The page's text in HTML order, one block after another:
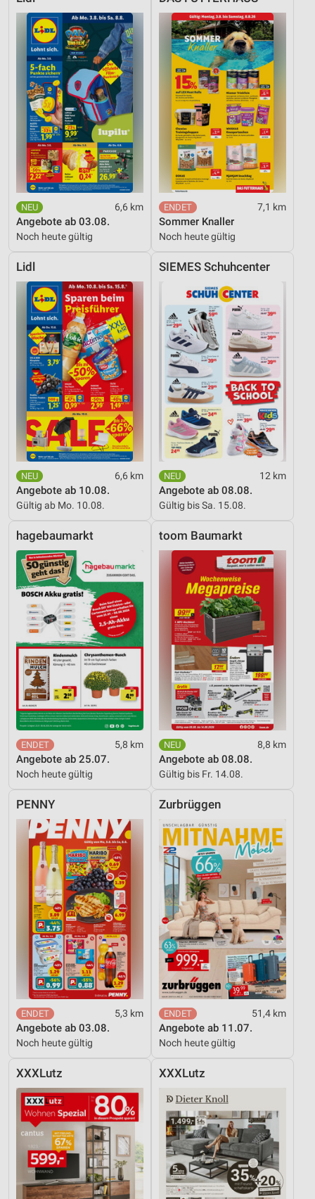
6,6 km
Angebote ab 03.08.
Noch heute gültig
7,1 km
Sommer Knaller
Noch heute gültig
Lidl
6,6 km
Angebote ab 10.08.
Gültig ab Mo. 10.08.
SIEMES Schuhcenter
12 km
Angebote ab 08.08.
Gültig bis Sa. 15.08.
hagebaumarkt
5,8 km
Angebote ab 25.07.
Noch heute gültig
toom Baumarkt
8,8 km
Angebote ab 08.08.
Gültig bis Fr. 14.08.
PENNY
5,3 km
Angebote ab 03.08.
Noch heute gültig
Zurbrüggen
51,4 km
Angebote ab 11.07.
Noch heute gültig
XXXLutz XXXLutz